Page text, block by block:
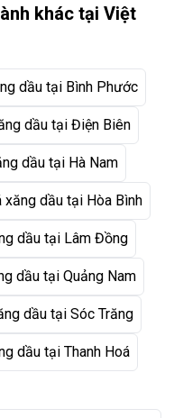
khác tại Việt
dầu tại Bình Phước
dầu tại Điện Biên
dầu tại Hà Nam
xăng dầu tại Hòa Bình
dầu tại Lâm Đồng
dầu tại Quảng Nam
dầu tại Sóc Trăng
dầu tại Thanh Hoá